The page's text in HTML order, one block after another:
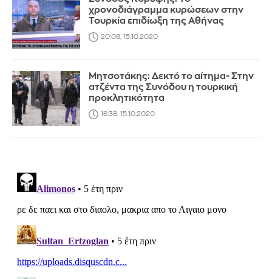
χρονοδιάγραμμα κυρώσεων στην
Τουρκία επιδίωξη της Αθήνας
20:08, 15.10.2020
Μητσοτάκης: Δεκτό το αίτημα- Στην
ατζέντα της Συνόδου η τουρκική
προκλητικότητα
16:38, 15.10.2020